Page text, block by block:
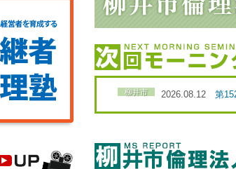
柳井市 2026.08.12 第